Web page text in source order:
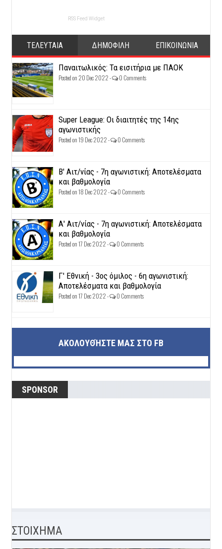
RSS Feed Widget
ΤΕΛΕΥΤΑΙΑ ΔΗΜΟΦΙΛΗ ΕΠΙΚΟΙΝΩΝΙΑ
Παναιτωλικός: Τα εισιτήρια με ΠΑΟΚ
Posted on 20 Dec 2022 - 0 Comments
Super League: Οι διαιτητές της 14ης
αγωνιστικής
Posted on 19 Dec 2022 - 0 Comments
Β' Αιτ/νίας - 7η αγωνιστική: Αποτελέσματα
και βαθμολογία
Posted on 18 Dec 2022 - 0 Comments
Α' Αιτ/νίας - 7η αγωνιστική: Αποτελέσματα
και βαθμολογία
Posted on 17 Dec 2022 - 0 Comments
Γ' Εθνική - 3ος όμιλος - 6η αγωνιστική:
Αποτελέσματα και βαθμολογία
Posted on 17 Dec 2022 - 0 Comments
ΑΚΟΛΟΥΘΉΣΤΕ ΜΑΣ ΣΤΟ FB
SPONSOR
ΣΤΟΙΧΗΜΑ